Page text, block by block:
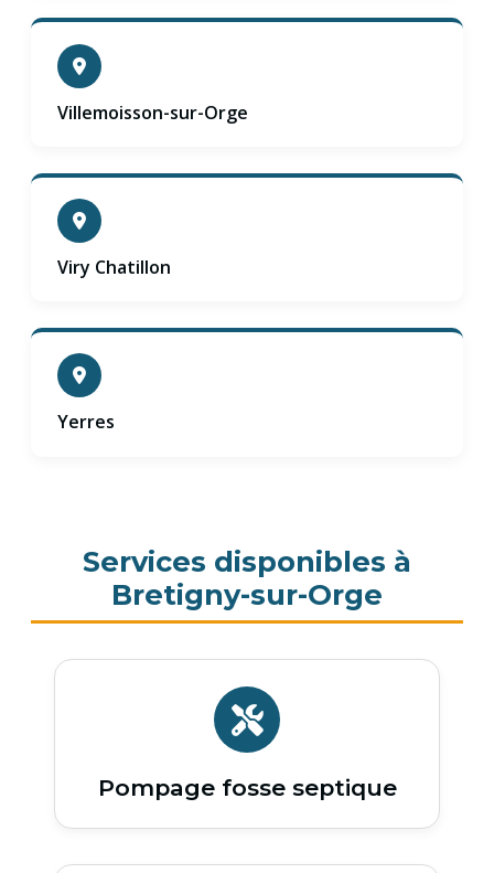
Villemoisson-sur-Orge
Viry Chatillon
Yerres
Services disponibles à
Bretigny-sur-Orge
Pompage fosse septique